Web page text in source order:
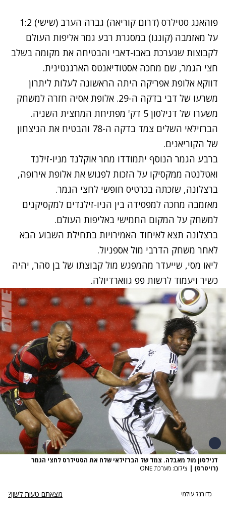
פוהאנג סטילרס (דרום קוריאה) גברה הערב (שישי) 1:2
על מאזמבה (קונגו) במסגרת רבע גמר אליפות העולם
לקבוצות שנערכת באבו-דאבי והבטיחה את מקומה בשלב
חצי הגמר, שם מחכה אסטודיאנטס הארגנטינית.
דווקא אלופת אפריקה היתה הראשונה לעלות ליתרון
משרעו של דבי בדקה ה-29. אלופת אסיה חזרה למשחק
משערו של דנילסון 5 דק' מפתיחת המחצית השניה.
הברזילאי השלים צמד בדקה ה-78 והבטיח את הניצחון
של הקוריאנים.
ברבע הגמר הנוסף יתמודדו מחר אוקלנד מניו-זילנד
ואטלנטה ממקסיקו על הזכות לפגוש את אלופת אירופה,
ברצלונה, שזכתה בכרטיס חופשי לחצי הגמר.
מאזמבה מחכה למפסידה בין הניו-זילנדים למקסיקנים
למשחק על המקום החמישי באליפות העולם.
ברצלונה תצא לאיחוד האמירויות בתחילת השבוע הבא
לאחר משחק הדרבי מול אספניול.
ליאו מסי, שייעדר מהמפגש מול קבוצתו של בן סהר, יהיה
כשיר ויעמוד לרשות פפ גווארדיולה.
דנילסון מול מאבלה. צמד של הברזילאי שלח את הסטילרס לחצי הגמר
(רויטרס) | צילום: מערכת ONE
כדורגל עולמי מצאתם טעות לשון?